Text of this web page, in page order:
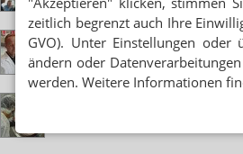
zeitlich begrenzt auch Ihre
GVO). Unter Einstellungen oder
ändern oder
werden. Weitere Informationen
PRO OFFIZIN
Lieber Gutmensch als